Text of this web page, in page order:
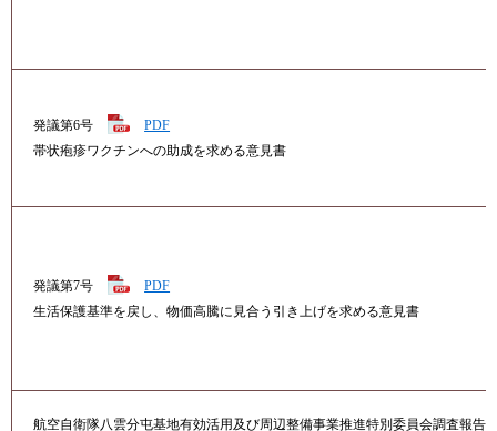
発議第6号
PDF
帯状疱疹ワクチンへの助成を求める意見書
発議第7号
PDF
生活保護基準を戻し、物価高騰に見合う引き上げを求める意見書
航空自衛隊八雲分屯基地有効活用及び周辺整備事業推進特別委員会調査報告